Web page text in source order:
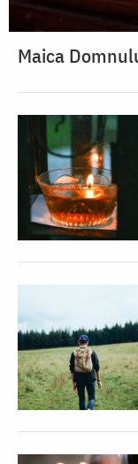
Maica